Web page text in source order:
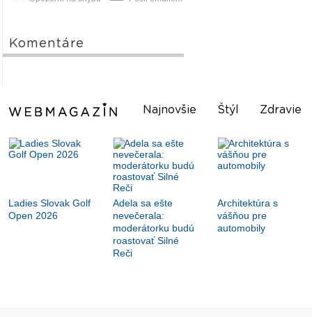
Komentáre
Najnovšie Štýl Zdravie
Ladies Slovak Golf
Open 2026
Adela sa ešte
nevečerala:
moderátorku budú
roastovať Silné
Reči
Architektúra s
vášňou pre
automobily